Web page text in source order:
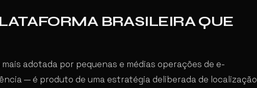
BRASILEIRA QUE
adotada por pequenas e médias operações de e-
— é produto de uma estratégia deliberada de localização